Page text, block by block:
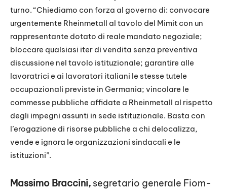
turno. “Chiediamo con forza al governo di: convocare
urgentemente Rheinmetall al tavolo del Mimit con un
rappresentante dotato di reale mandato negoziale;
bloccare qualsiasi iter di vendita senza preventiva
discussione nel tavolo istituzionale; garantire alle
lavoratrici e ai lavoratori italiani le stesse tutele
occupazionali previste in Germania; vincolare le
commesse pubbliche affidate a Rheinmetall al rispetto
degli impegni assunti in sede istituzionale. Basta con
l’erogazione di risorse pubbliche a chi delocalizza,
vende e ignora le organizzazioni sindacali e le
istituzioni”.
Massimo Braccini, segretario generale Fiom-